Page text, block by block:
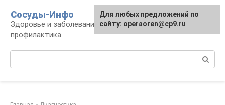
контенту
Сосуды-Инфо
Здоровье и заболевания сосудов и сердца,
профилактика
Для любых предложений по
сайту: operaoren@cp9.ru